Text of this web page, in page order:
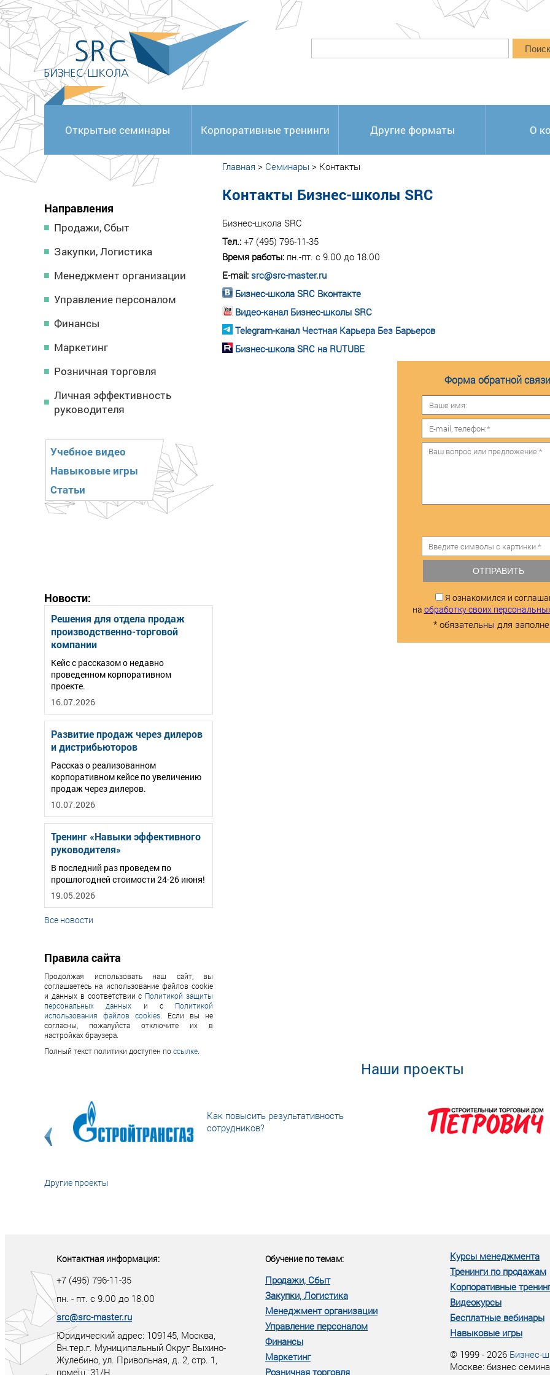
<
Поиск
Открытые семинары Корпоративные тренинги Другие форматы О
Направления
Продажи, Сбыт
Закупки, Логистика
Менеджмент организации
Управление персоналом
Финансы
Маркетинг
Розничная торговля
Личная эффективность
руководителя
Учебное видео
Навыковые игры
Статьи
Новости:
Решения для отдела продаж
производственно-торговой
компании
Кейс с рассказом о недавно
проведенном корпоративном
проекте.
16.07.2026
Развитие продаж через дилеров
и дистрибьюторов
Рассказ о реализованном
корпоративном кейсе по увеличению
продаж через дилеров.
10.07.2026
Тренинг «Навыки эффективного
руководителя»
В последний раз проведем по
прошлогодней стоимости 24-26 июня!
19.05.2026
Все новости
Правила сайта
Продолжая использовать наш сайт, вы
соглашаетесь на использование файлов cookie
и данных в соответствии с Политикой защиты
персональных данных и с Политикой
использования файлов cookies . Если вы не
согласны, пожалуйста отключите их в
настройках браузера.
Полный текст политики доступен поссылке
Главная > Семинары > Контакты
Контакты Бизнес-школы SRC
Бизнес-школа SRC
Тел.: +7 (495) 796-11-35
Время работы: пн.-пт. с 9.00 до 18.00
E-mail: src@src-master.ru
Бизнес-школа SRC Вконтакте
Видео-канал Бизнес-школы SRC
Telegram-канал Честная Карьера Без Барьеров
Бизнес-школа SRC на RUTUBE
Форма обратной
ОТПРАВИТЬ
Я ознакомился и
на обработку своих
* обязательны для
Наши проекты
Как повысить результативность
сотрудников?
Другие проекты
Контактная информация:
+7 (495) 796-11-35
пн. - пт. с 9.00 до 18.00
src@src-master.ru
Юридический адрес: 109145, Москва,
Вн.тер.г. Муниципальный Округ Выхино-
Жулебино, ул. Привольная, д. 2, стр. 1,
помещ. 31/Н
Обучение по темам:
Продажи, Сбыт
Закупки, Логистика
Менеджмент организации
Управление персоналом
Финансы
Маркетинг
Розничная торговля
Курсы менеджмента
Тренинги по продажам
Корпоративные
Видеокурсы
Бесплатные вебинары
Навыковые игры
© 1999 - 2026 Бизнес-
Москве: бизнес